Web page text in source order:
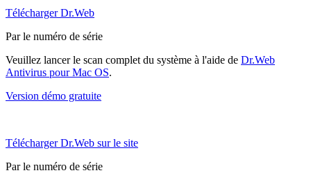
Télécharger Dr.Web
Par le numéro de série
Veuillez lancer le scan complet du système à l'aide de Dr.Web
Antivirus pour Mac OS.
Version démo gratuite
Télécharger Dr.Web sur le site
Par le numéro de série